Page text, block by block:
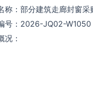
称：部分建筑走廊封窗采
号：2026-JQ02-W1050
况：